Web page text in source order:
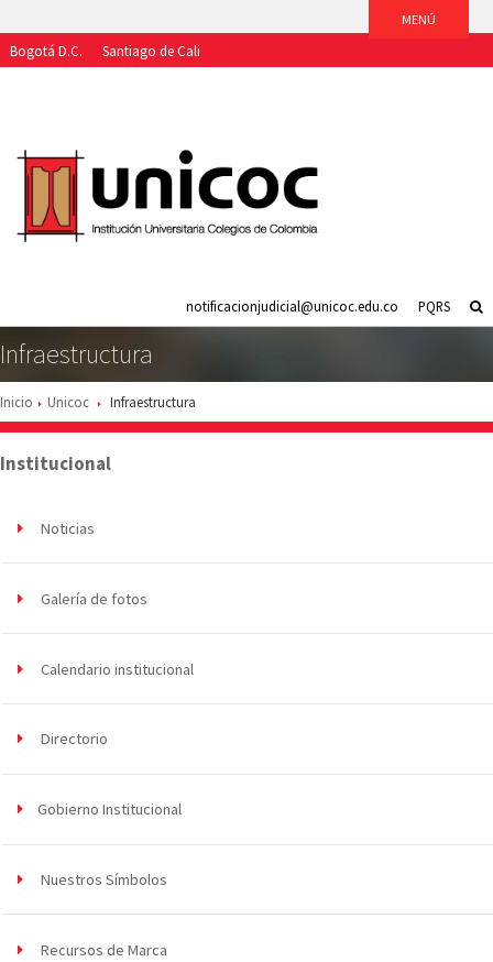
Bogotá D.C.
Santiago de Cali
PQRS
notificacionjudicial@unicoc.edu.co
Infraestructura
Inicio Unicoc Infraestructura
Institucional
Noticias
Galería de fotos
Calendario institucional
Directorio
Gobierno Institucional
Nuestros Símbolos
Recursos de Marca